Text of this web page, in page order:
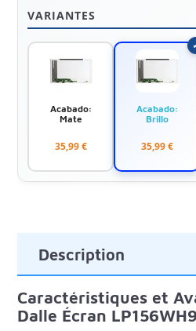
VARIANTES
Acabado:
Mate
35,99 €
Acabado:
Brillo
35,99 €
Description
Caractéristiques et
Dalle Écran